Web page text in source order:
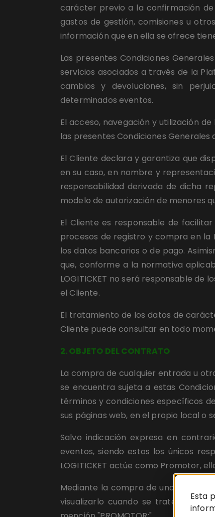
carácter previo a la confirmación
gastos de gestión, comisiones u
información que en ella se ofrece
Las presentes Condiciones
servicios asociados a través de la
cambios y devoluciones, sin
determinados eventos.
El acceso, navegación y utilización
las presentes Condiciones
El Cliente declara y garantiza que
en su caso, en nombre y
responsabilidad derivada de dicha
modelo de autorización de menores
El Cliente es responsable de
procesos de registro y compra en
los datos bancarios o de pago.
que, conforme a la normativa
LOGITICKET no será responsable
el Cliente.
El tratamiento de los datos de
Cliente puede consultar en todo
2. OBJETO DEL CONTRATO
La compra de cualquier entrada u
se encuentra sujeta a estas
términos y condiciones específicos
sus páginas web, en el propio local o
Salvo indicación expresa en
eventos, siendo estos los únicos
LOGITICKET actúe como Promotor,
Mediante la compra de una
visualizarlo cuando se trate de Esta